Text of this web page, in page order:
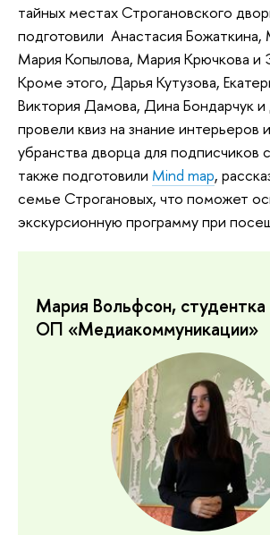
тайных местах Строгановского
подготовили Анастасия
Мария Копылова, Мария Крючкова и
Кроме этого, Дарья Кутузова,
Виктория Дамова, Дина Бондарчук и
провели квиз на знание интерьеров
убранства дворца для подписчиков
также подготовили Mind map,
семье Строгановых, что поможет
экскурсионную программу при
Мария Вольфсон, студентка
ОП «‎Медиакоммуникации»‎